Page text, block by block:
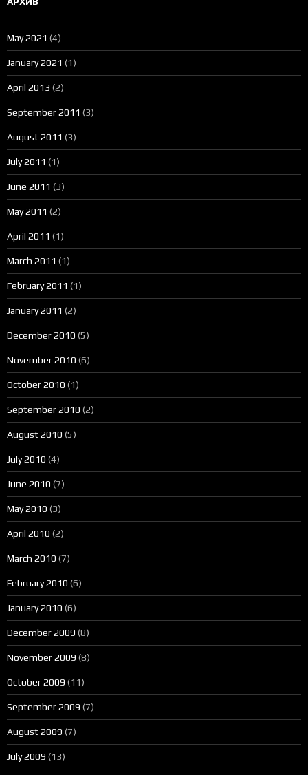
May 2021 (4)
January 2021 (1)
April 2013 (2)
September 2011 (3)
August 2011 (3)
July 2011 (1)
June 2011 (3)
May 2011 (2)
April 2011 (1)
March 2011 (1)
February 2011 (1)
January 2011 (2)
December 2010 (5)
November 2010 (6)
October 2010 (1)
September 2010 (2)
August 2010 (5)
July 2010 (4)
June 2010 (7)
May 2010 (3)
April 2010 (2)
March 2010 (7)
February 2010 (6)
January 2010 (6)
December 2009 (8)
November 2009 (8)
October 2009 (11)
September 2009 (7)
August 2009 (7)
July 2009 (13)